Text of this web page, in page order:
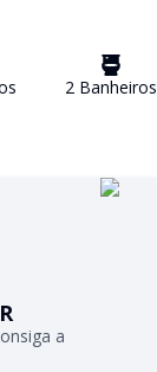
s 2Banheiros
a